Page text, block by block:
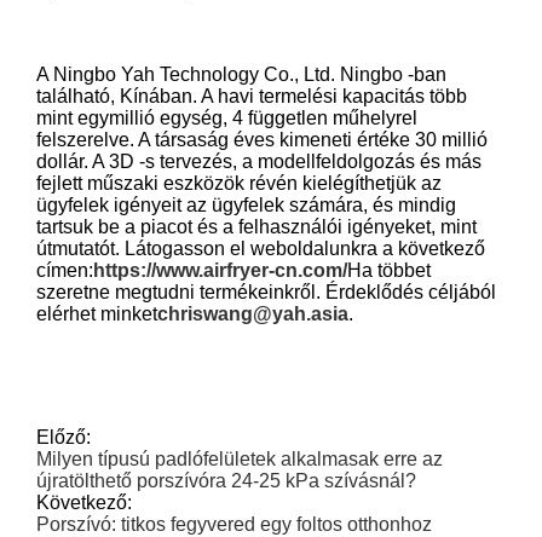
A Ningbo Yah Technology Co., Ltd. Ningbo -ban
található, Kínában. A havi termelési kapacitás több
mint egymillió egység, 4 független műhelyrel
felszerelve. A társaság éves kimeneti értéke 30 millió
dollár. A 3D -s tervezés, a modellfeldolgozás és más
fejlett műszaki eszközök révén kielégíthetjük az
ügyfelek igényeit az ügyfelek számára, és mindig
tartsuk be a piacot és a felhasználói igényeket, mint
útmutatót. Látogasson el weboldalunkra a következő
címen: https://www.airfryer-cn.com/Ha többet
szeretne megtudni termékeinkről. Érdeklődés céljából
elérhet minketchriswang@yah.asia.
Előző:
Milyen típusú padlófelületek alkalmasak erre az
újratölthető porszívóra 24-25 kPa szívásnál?
Következő:
Porszívó: titkos fegyvered egy foltos otthonhoz